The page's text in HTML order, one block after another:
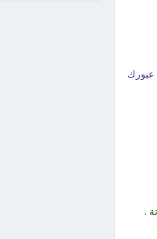
عبورك
.